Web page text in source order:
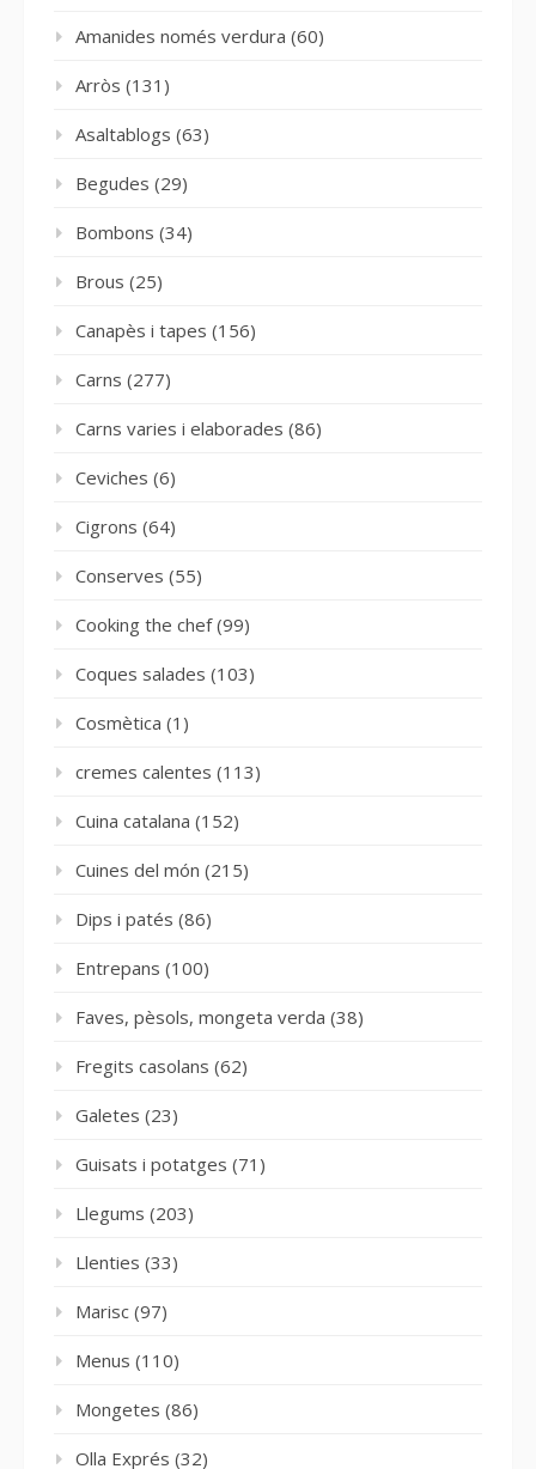
Amanides només verdura (60)
Arròs (131)
Asaltablogs (63)
Begudes (29)
Bombons (34)
Brous (25)
Canapès i tapes (156)
Carns (277)
Carns varies i elaborades (86)
Ceviches (6)
Cigrons (64)
Conserves (55)
Cooking the chef(99)
Coques salades (103)
Cosmètica (1)
cremes calentes (113)
Cuina catalana (152)
Cuines del món (215)
Dips i patés (86)
Entrepans (100)
Faves, pèsols, mongeta verda (38)
Fregits casolans (62)
Galetes (23)
Guisats i potatges (71)
Llegums (203)
Llenties (33)
Marisc (97)
Menus (110)
Mongetes (86)
Olla Exprés (32)